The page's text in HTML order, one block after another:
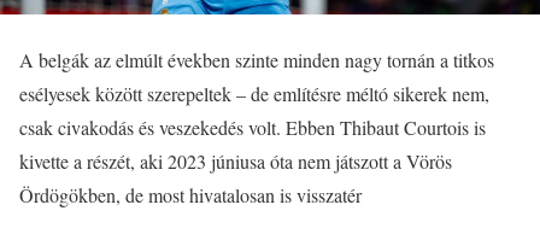
A belgák az elmúlt években szinte minden nagy tornán a titkos
esélyesek között szerepeltek – de említésre méltó sikerek nem,
csak civakodás és veszekedés volt. Ebben Thibaut Courtois is
kivette a részét, aki 2023 júniusa óta nem játszott a Vörös
Ördögökben, de most hivatalosan is visszatér